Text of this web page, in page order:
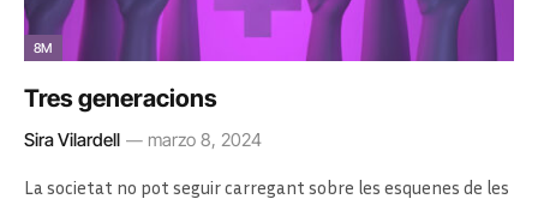
8M
Tres generacions
Sira Vilardell marzo 8, 2024
La societat no pot seguir carregant sobre les esquenes de les